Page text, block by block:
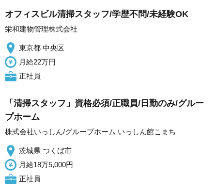
オフィスビル清掃スタッフ/学歴不問/未経験OK
栄和建物管理株式会社
東京都 中央区
月給22万円
正社員
「清掃スタッフ」資格必須/正職員/日勤のみ/グルー
プホーム
株式会社いっしん/グループホーム いっしん館こまち
茨城県 つくば市
月給18万5,000円
正社員